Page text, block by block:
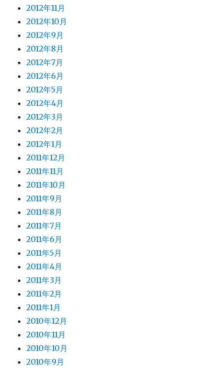
2012年11月
2012年10月
2012年9月
2012年8月
2012年7月
2012年6月
2012年5月
2012年4月
2012年3月
2012年2月
2012年1月
2011年12月
2011年11月
2011年10月
2011年9月
2011年8月
2011年7月
2011年6月
2011年5月
2011年4月
2011年3月
2011年2月
2011年1月
2010年12月
2010年11月
2010年10月
2010年9月